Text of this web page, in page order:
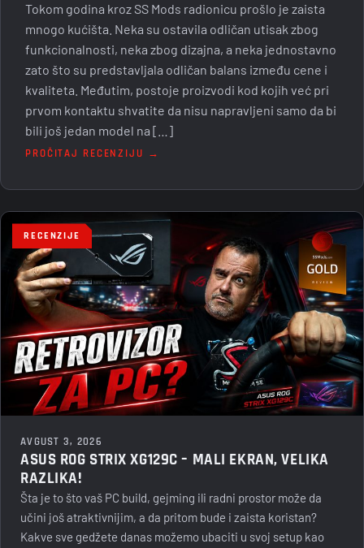
Tokom godina kroz SS Mods radionicu prošlo je zaista
mnogo kućišta. Neka su ostavila odličan utisak zbog
funkcionalnosti, neka zbog dizajna, a neka jednostavno
zato što su predstavljala odličan balans između cene i
kvaliteta. Međutim, postoje proizvodi kod kojih već pri
prvom kontaktu shvatite da nisu napravljeni samo da bi
bili još jedan model na […]
PROČITAJ RECENZIJU →
RECENZIJE
AVGUST 3, 2026
ASUS ROG STRIX XG129C – MALI EKRAN, VELIKA
RAZLIKA!
Šta je to što vaš PC build, gejming ili radni prostor može da
učini još atraktivnijim, a da pritom bude i zaista koristan?
Kakve sve gedžete danas možemo ubaciti u svoj setup kao